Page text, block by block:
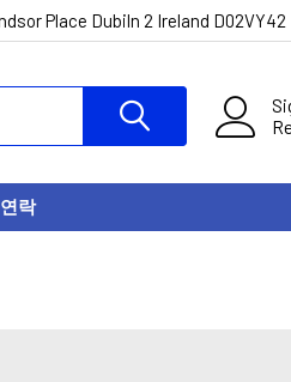
Place Dubiln 2 Ireland D02VY42
락